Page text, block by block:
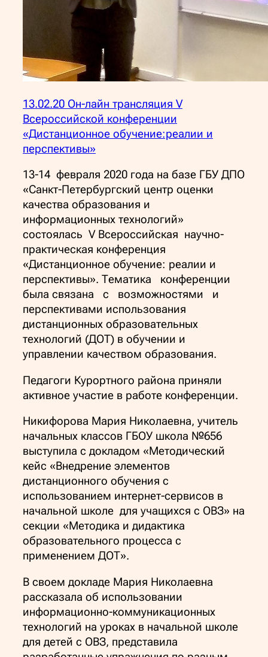
13.02.20 Он-лайн трансляция V
Всероссийской конференции
«Дистанционное обучение:реалии и
перспективы»
13-14 февраля 2020 года на базе ГБУ ДПО
«Санкт-Петербургский центр оценки
качества образования и
информационных технологий»
состоялась V Всероссийская научно-
практическая конференция
«Дистанционное обучение: реалии и
перспективы». Тематика конференции
была связана с возможностями и
перспективами использования
дистанционных образовательных
технологий (ДОТ) в обучении и
управлении качеством образования.
Педагоги Курортного района приняли
активное участие в работе конференции.
Никифорова Мария Николаевна, учитель
начальных классов ГБОУ школа №656
выступила с докладом «Методический
кейс «Внедрение элементов
дистанционного обучения с
использованием интернет-сервисов в
начальной школе для учащихся с ОВЗ» на
секции «Методика и дидактика
образовательного процесса с
применением ДОТ».
В своем докладе Мария Николаевна
рассказала об использовании
информационно-коммуникационных
технологий на уроках в начальной школе
для детей с ОВЗ, представила